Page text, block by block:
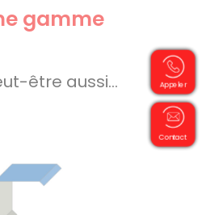
gamme
être aussi… Appeler
Contact